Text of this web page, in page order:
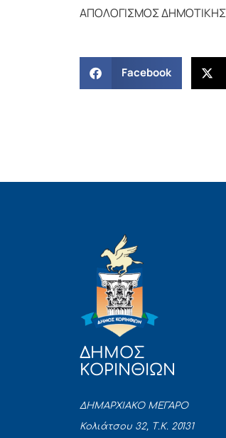
ΑΠΟΛΟΓΙΣΜΟΣ ΔΗΜΟΤΙΚΗΣ
Facebook
ΔΗΜΟΣ
ΚΟΡΙΝΘΙΩΝ
ΔΗΜΑΡΧΙΑΚΟ ΜΕΓΑΡΟ
Κολιάτσου 32, Τ.Κ. 20131